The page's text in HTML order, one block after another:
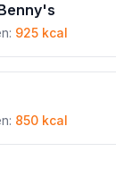
925 kcal
850 kcal